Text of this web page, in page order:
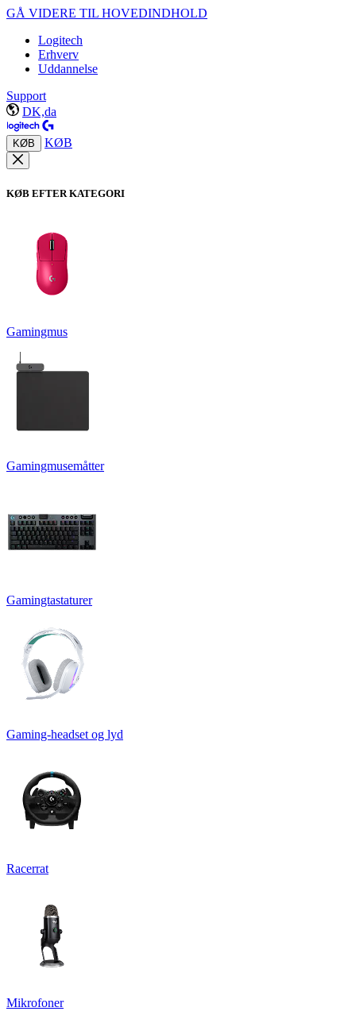
GÅ VIDERE TIL HOVEDINDHOLD
Logitech
Erhverv
Uddannelse
Support
DK,da
KØB KØB
KØB EFTER KATEGORI
Gamingmus
Gamingmusemåtter
Gamingtastaturer
Gaming-headset og lyd
Racerrat
Mikrofoner